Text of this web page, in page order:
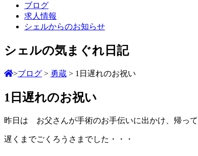
ブログ
求人情報
シェルからのお知らせ
シェルの気まぐれ日記
>ブログ > 勇蔵 > 1日遅れのお祝い
1日遅れのお祝い
昨日は お父さんが手術のお手伝いに出かけ、帰っ
遅くまでごくろうさまでした・・・